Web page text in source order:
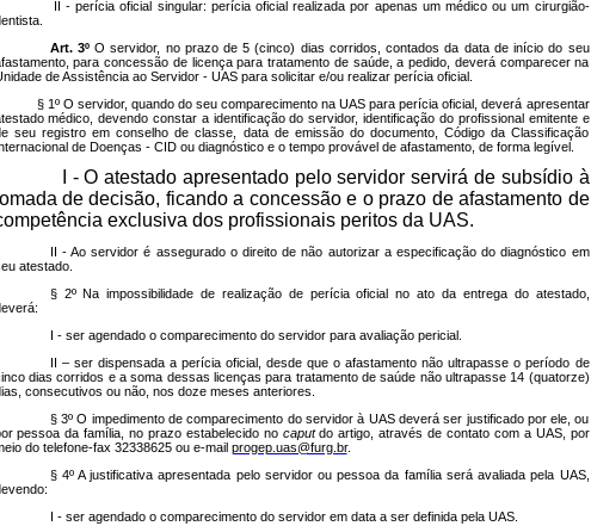
II - perícia oficial singular: perícia oficial realizada por apenas um médico ou um cirurgião-
Art. 3ºO servidor, no prazo de 5 (cinco) dias corridos, contados da data de início do seu
para concessão de licença para tratamento de saúde, a pedido, deverá comparecer na
de Assistência ao Servidor - UAS para solicitar e/ou realizar perícia oficial.
§ 1º O servidor, quando do seu comparecimento na UAS para perícia oficial, deverá apresentar
médico, devendo constar a identificação do servidor, identificação do profissional emitente e
seu registro em conselho de classe, data de emissão do documento, Código da Classificação
de Doenças - CID ou diagnóstico e o tempo provável de afastamento, de forma legível.
I - O atestado apresentado pelo servidor servirá de subsídio à
de decisão, ficando a concessão e o prazo de afastamento de
exclusiva dos profissionais peritos da UAS.
II - Ao servidor é assegurado o direito de não autorizar a especificação do diagnóstico em
atestado.
§ 2º Na impossibilidade de realização de perícia oficial no ato da entrega do atestado,
I - ser agendado o comparecimento do servidor para avaliação pericial.
II – ser dispensada a perícia oficial, desde que o afastamento não ultrapasse o período de
dias corridos e a soma dessas licenças para tratamento de saúde não ultrapasse 14 (quatorze)
consecutivos ou não, nos doze meses anteriores.
§ 3º O impedimento de comparecimento do servidor à UAS deverá ser justificado por ele, ou
pessoa da família, no prazo estabelecido no caputdo artigo, através de contato com a UAS, por
do telefone-fax 32338625 ou e-mail progep.uas@furg.br.
§ 4º A justificativa apresentada pelo servidor ou pessoa da família será avaliada pela UAS,
I - ser agendado o comparecimento do servidor em data a ser definida pela UAS.